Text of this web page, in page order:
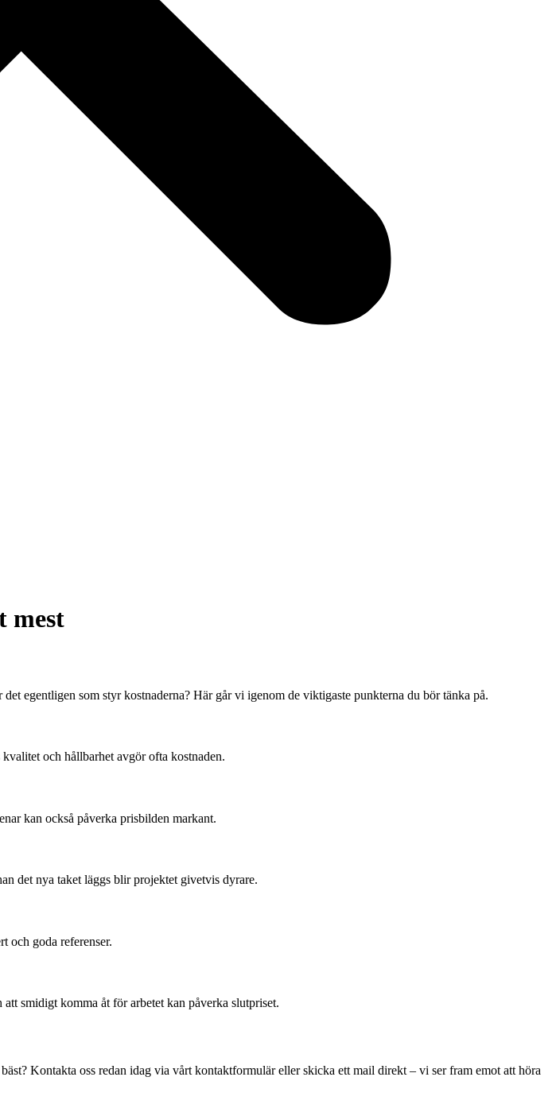
mest
egentligen som styr kostnaderna? Här går vi igenom de viktigaste punkterna du bör tänka på.
och hållbarhet avgör ofta kostnaden.
kan också påverka prisbilden markant.
det nya taket läggs blir projektet givetvis dyrare.
och goda referenser.
smidigt komma åt för arbetet kan påverka slutpriset.
Kontakta oss redan idag via vårt kontaktformulär eller skicka ett mail direkt – vi ser fram emot att höra